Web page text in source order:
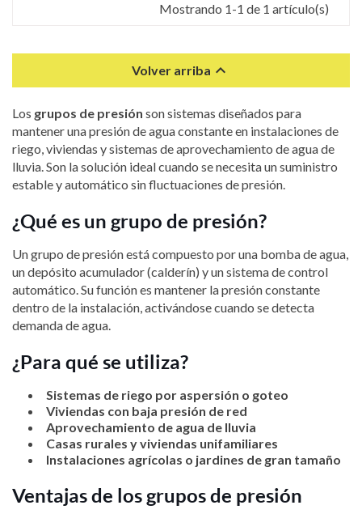
Mostrando 1-1 de 1 artículo(s)
Volver arriba 
Los grupos de presión son sistemas diseñados para
mantener una presión de agua constante en instalaciones de
riego, viviendas y sistemas de aprovechamiento de agua de
lluvia. Son la solución ideal cuando se necesita un suministro
estable y automático sin fluctuaciones de presión.
¿Qué es un grupo de presión?
Un grupo de presión está compuesto por una bomba de agua,
un depósito acumulador (calderín) y un sistema de control
automático. Su función es mantener la presión constante
dentro de la instalación, activándose cuando se detecta
demanda de agua.
¿Para qué se utiliza?
Sistemas de riego por aspersión o goteo
Viviendas con baja presión de red
Aprovechamiento de agua de lluvia
Casas rurales y viviendas unifamiliares
Instalaciones agrícolas o jardines de gran tamaño
Ventajas de los grupos de presión